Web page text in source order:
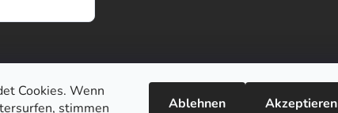
Cookies. Wenn
stimmen
Ablehnen Akzeptieren